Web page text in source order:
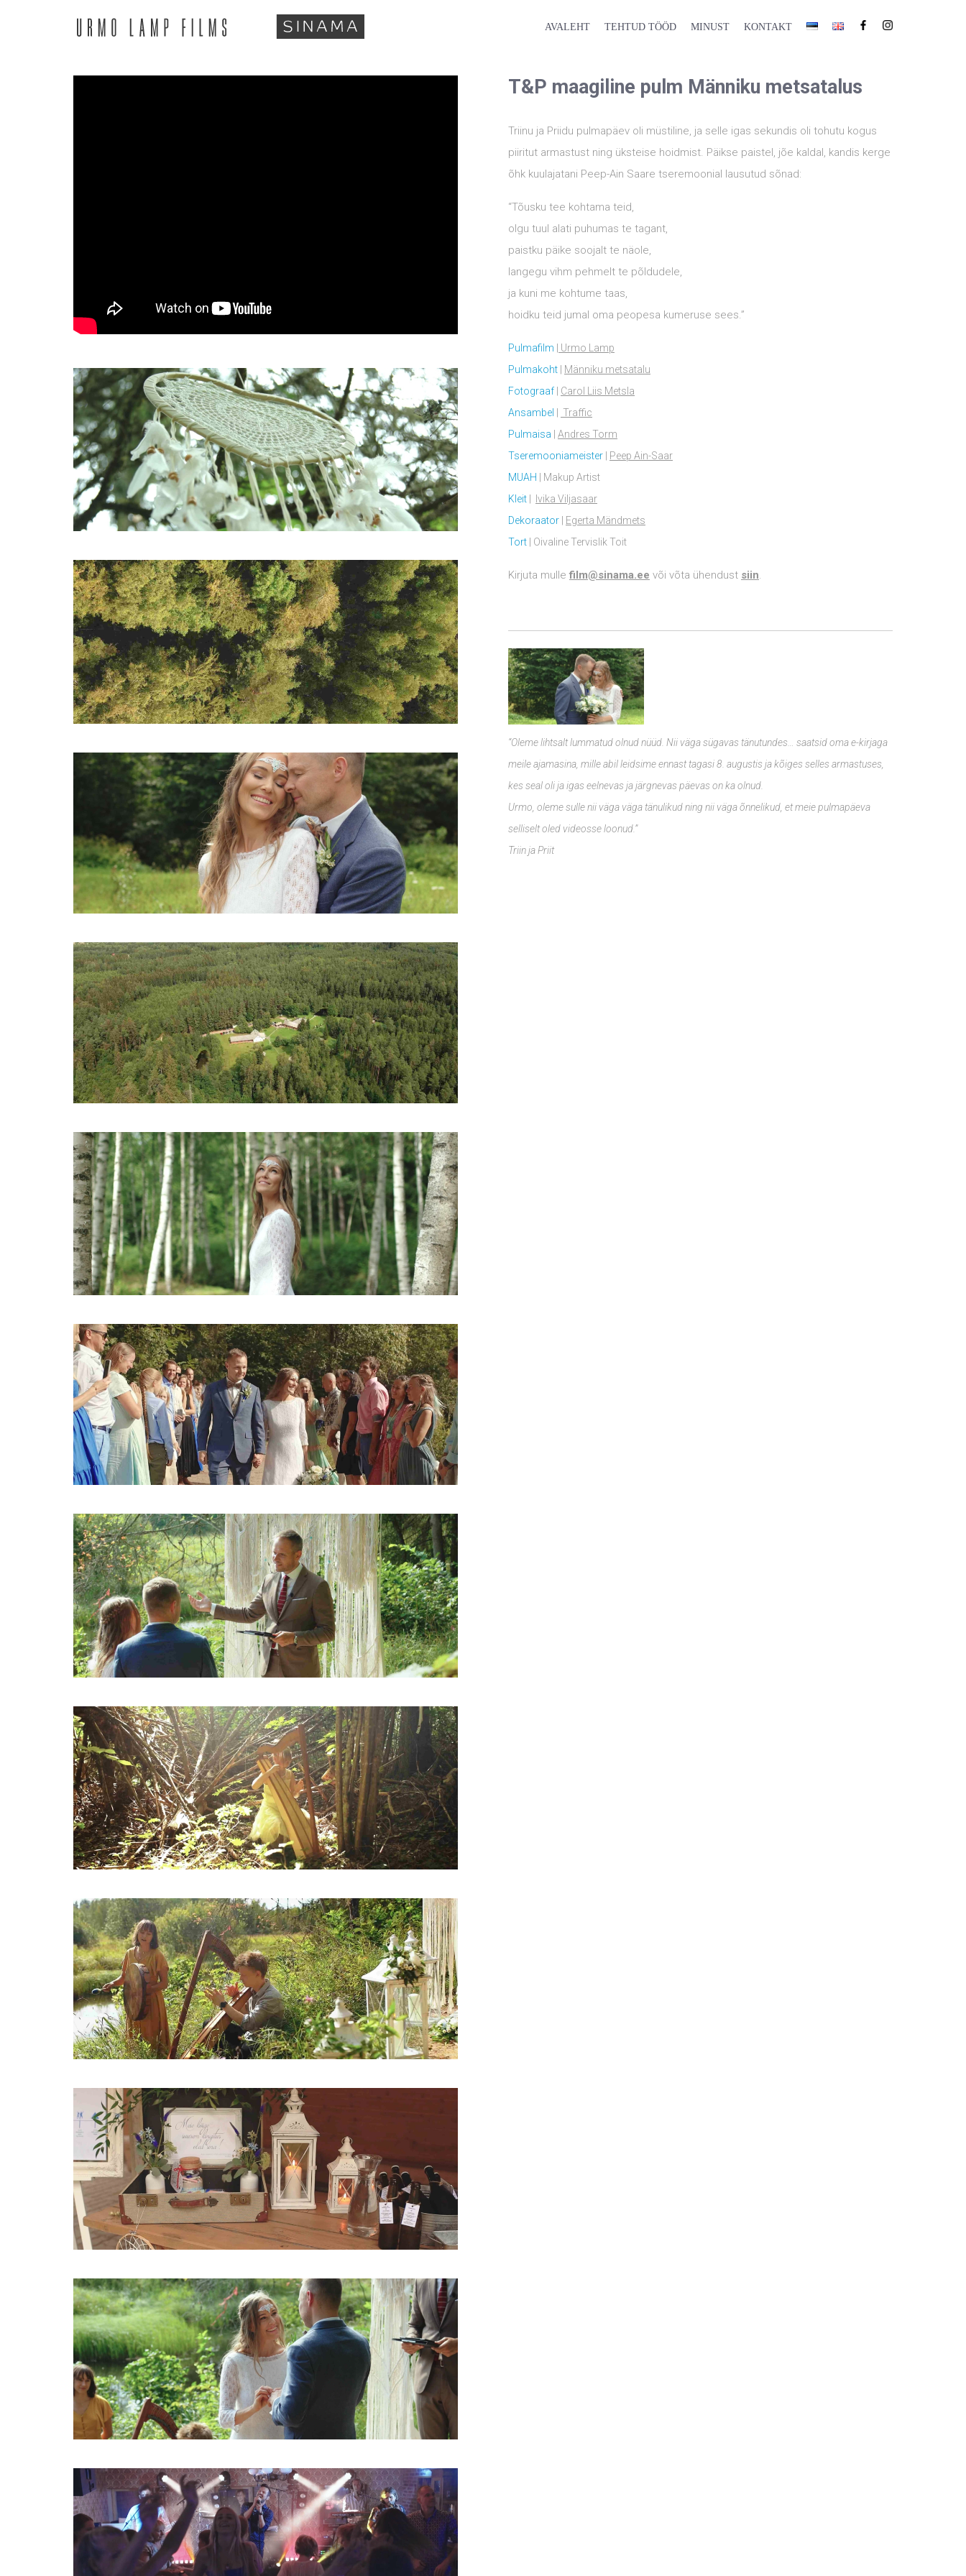
AVALEHT TEHTUD TÖÖD MINUST KONTAKT
T&P maagiline pulm Männiku metsatalus
Triinu ja Priidu pulmapäev oli müstiline, ja selle igas sekundis oli tohutu kogus
piiritut armastust ning üksteise hoidmist. Päikse paistel, jõe kaldal, kandis kerge
õhk kuulajatani Peep-Ain Saare tseremoonial lausutud sõnad:
“Tõusku tee kohtama teid,
olgu tuul alati puhumas te tagant,
paistku päike soojalt te näole,
langegu vihm pehmelt te põldudele,
ja kuni me kohtume taas,
hoidku teid jumal oma peopesa kumeruse sees.”
Pulmafilm
| Urmo Lamp
Pulmakoht
Männiku metsatalu
Fotograaf
Carol Liis Metsla
Ansambel
Traffic
Pulmaisa
Andres Torm
Tseremooniameister
Peep Ain-Saar
MUAH | Makup Artist
Kleit
Ivika Viljasaar
Dekoraator
Egerta Mändmets
Tort | Oivaline Tervislik Toit
Kirjuta mulle film@sinama.ee või võta ühendust siin.
“Oleme lihtsalt lummatud olnud nüüd. Nii väga sügavas tänutundes… saatsid oma e-kirjaga
meile ajamasina, mille abil leidsime ennast tagasi 8. augustis ja kõiges selles armastuses,
kes seal oli ja igas eelnevas ja järgnevas päevas on ka olnud.
Urmo, oleme sulle nii väga väga tänulikud ning nii väga õnnelikud, et meie pulmapäeva
selliselt oled videosse loonud.”
Triin ja Priit